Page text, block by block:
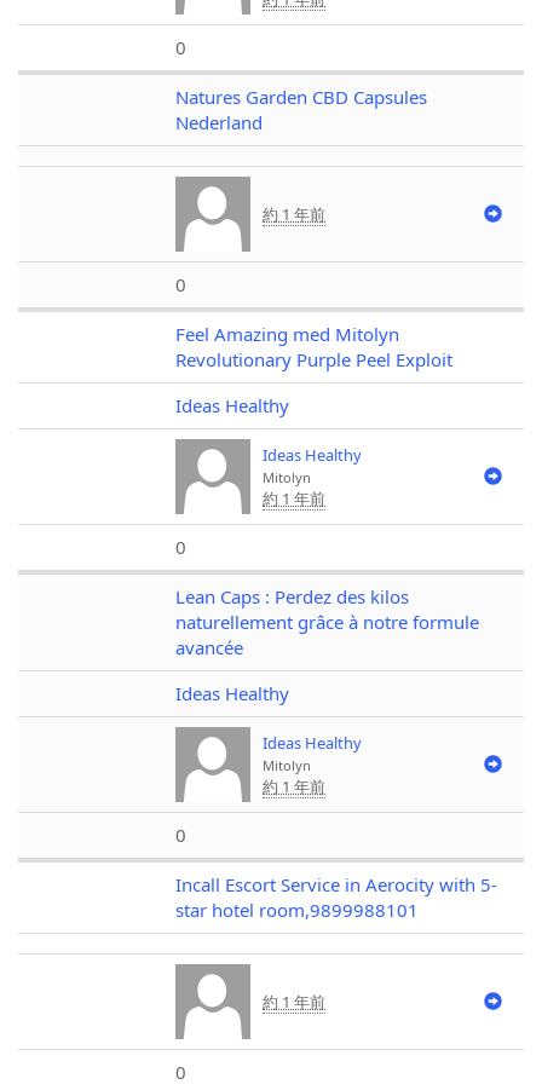
0
Natures Garden CBD Capsules
Nederland
約 1 年前
0
Feel Amazing med Mitolyn
Revolutionary Purple Peel Exploit
Ideas Healthy
Ideas Healthy
Mitolyn
約 1 年前
0
Lean Caps : Perdez des kilos
naturellement grâce à notre formule
avancée
Ideas Healthy
Ideas Healthy
Mitolyn
約 1 年前
0
Incall Escort Service in Aerocity with 5-
star hotel room,9899988101
約 1 年前
0